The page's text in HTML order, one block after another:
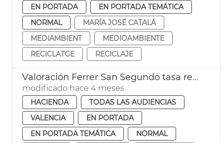
EN PORTADA
EN PORTADA TEMÁTICA
NORMAL
MARÍA JOSÉ CATALÁ
MEDIAMBIENT
MEDIOAMBIENTE
RECICLATGE
RECICLAJE
Valoración Ferrer San Segundo tasa recogida basura
modificado hace 4 meses
HACIENDA
TODAS LAS AUDIENCIAS
VALENCIA
EN PORTADA
EN PORTADA TEMÁTICA
NORMAL